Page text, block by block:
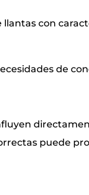
llantas con
de
puede